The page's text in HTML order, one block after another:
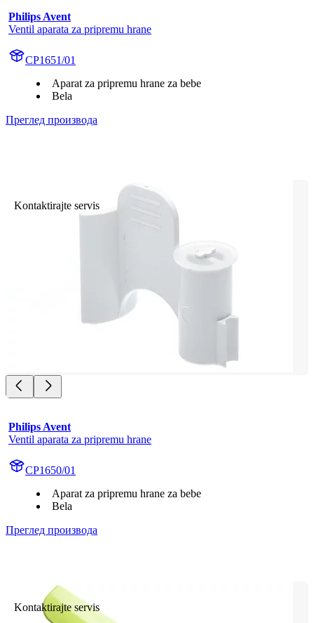
Philips Avent
Ventil aparata za pripremu hrane
CP1651/01
Aparat za pripremu hrane za bebe
Bela
Преглед производа
Kontaktirajte servis
Philips Avent
Ventil aparata za pripremu hrane
CP1650/01
Aparat za pripremu hrane za bebe
Bela
Преглед производа
Kontaktirajte servis